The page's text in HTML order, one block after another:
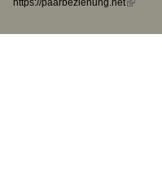
https://paarbeziehung.net(link